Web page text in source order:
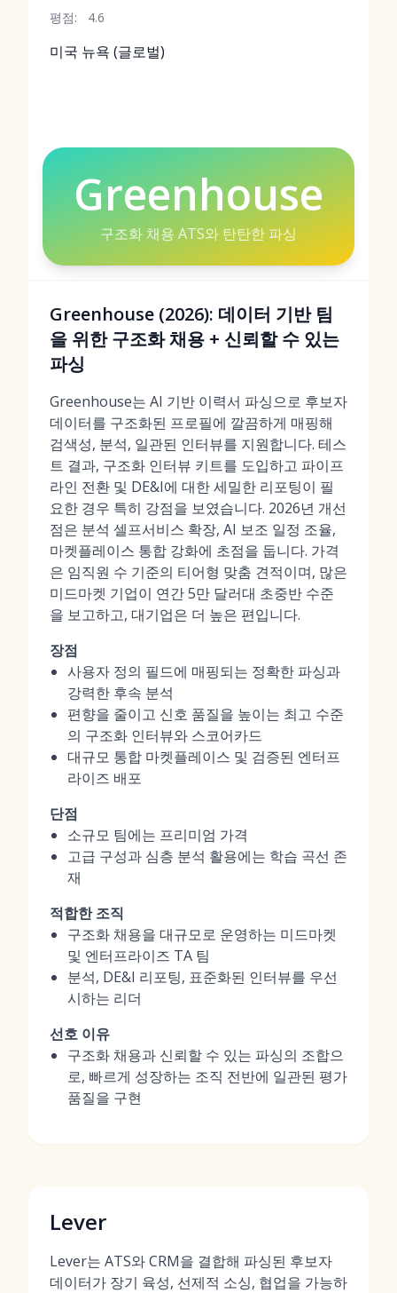
평점: 4.6
미국 뉴욕 (글로벌)
Greenhouse
구조화 채용 ATS와 탄탄한 파싱
Greenhouse (2026): 데이터 기반 팀
을 위한 구조화 채용 + 신뢰할 수 있는
파싱
Greenhouse는 AI 기반 이력서 파싱으로 후보자
데이터를 구조화된 프로필에 깔끔하게 매핑해
검색성, 분석, 일관된 인터뷰를 지원합니다. 테스
트 결과, 구조화 인터뷰 키트를 도입하고 파이프
라인 전환 및 DE&I에 대한 세밀한 리포팅이 필
요한 경우 특히 강점을 보였습니다. 2026년 개선
점은 분석 셀프서비스 확장, AI 보조 일정 조율,
마켓플레이스 통합 강화에 초점을 둡니다. 가격
은 임직원 수 기준의 티어형 맞춤 견적이며, 많은
미드마켓 기업이 연간 5만 달러대 초중반 수준
을 보고하고, 대기업은 더 높은 편입니다.
장점
사용자 정의 필드에 매핑되는 정확한 파싱과
강력한 후속 분석
편향을 줄이고 신호 품질을 높이는 최고 수준
의 구조화 인터뷰와 스코어카드
대규모 통합 마켓플레이스 및 검증된 엔터프
라이즈 배포
단점
소규모 팀에는 프리미엄 가격
고급 구성과 심층 분석 활용에는 학습 곡선 존
재
적합한 조직
구조화 채용을 대규모로 운영하는 미드마켓
및 엔터프라이즈 TA 팀
분석, DE&I 리포팅, 표준화된 인터뷰를 우선
시하는 리더
선호 이유
구조화 채용과 신뢰할 수 있는 파싱의 조합으
로, 빠르게 성장하는 조직 전반에 일관된 평가
품질을 구현
Lever
Lever는 ATS와 CRM을 결합해 파싱된 후보자
데이터가 장기 육성, 선제적 소싱, 협업을 가능하